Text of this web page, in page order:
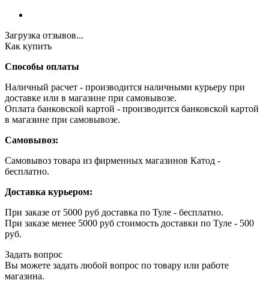
Загрузка отзывов...
Как купить
Способы оплаты
Наличный расчет - производится наличными курьеру при
доставке или в магазине при самовывозе.
Оплата банковской картой - производится банковской картой
в магазине при самовывозе.
Самовывоз:
Самовывоз товара из фирменных магазинов Катод -
бесплатно.
Доставка курьером:
При заказе от 5000 руб доставка по Туле - бесплатно.
При заказе менее 5000 руб стоимость доставки по Туле - 500
руб.
Задать вопрос
Вы можете задать любой вопрос по товару или работе
магазина.